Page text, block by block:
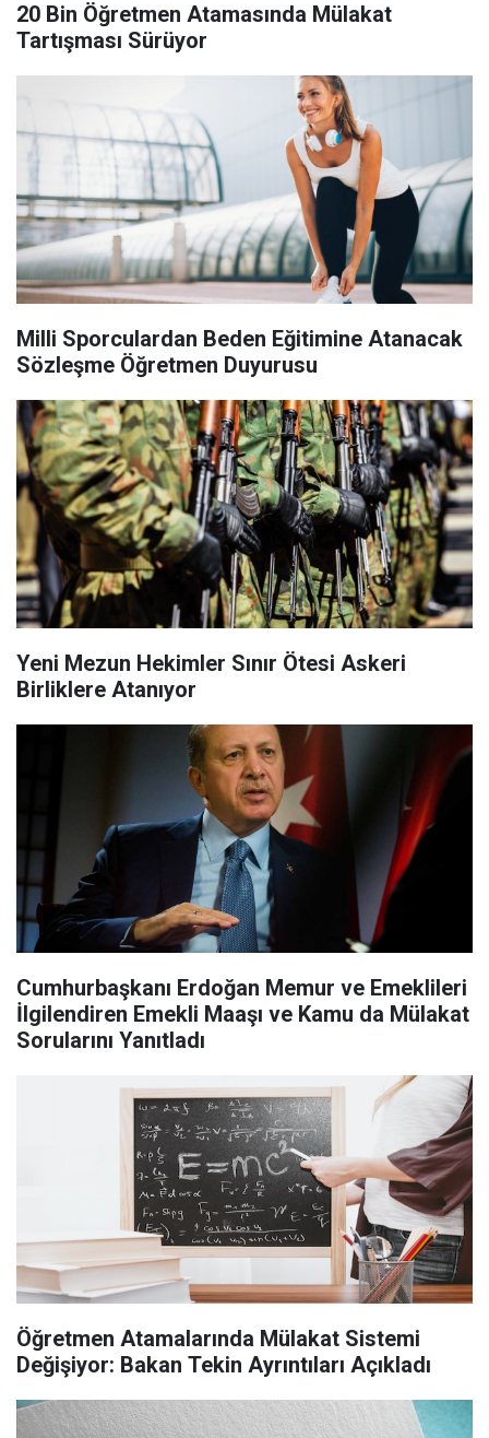
20 Bin Öğretmen Atamasında Mülakat
Tartışması Sürüyor
Milli Sporculardan Beden Eğitimine Atanacak
Sözleşme Öğretmen Duyurusu
Yeni Mezun Hekimler Sınır Ötesi Askeri
Birliklere Atanıyor
Cumhurbaşkanı Erdoğan Memur ve Emeklileri
İlgilendiren Emekli Maaşı ve Kamu da Mülakat
Sorularını Yanıtladı
Öğretmen Atamalarında Mülakat Sistemi
Değişiyor: Bakan Tekin Ayrıntıları Açıkladı